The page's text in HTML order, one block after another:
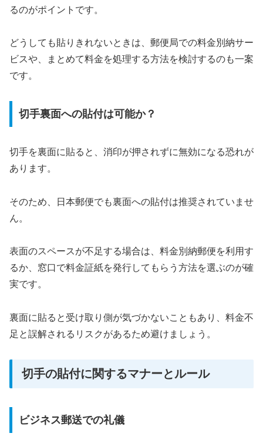
るのがポイントです。
どうしても貼りきれないときは、郵便局での料金別納サー
ビスや、まとめて料金を処理する方法を検討するのも一案
です。
切手裏面への貼付は可能か？
切手を裏面に貼ると、消印が押されずに無効になる恐れが
あります。
そのため、日本郵便でも裏面への貼付は推奨されていませ
ん。
表面のスペースが不足する場合は、料金別納郵便を利用す
るか、窓口で料金証紙を発行してもらう方法を選ぶのが確
実です。
裏面に貼ると受け取り側が気づかないこともあり、料金不
足と誤解されるリスクがあるため避けましょう。
切手の貼付に関するマナーとルール
ビジネス郵送での礼儀